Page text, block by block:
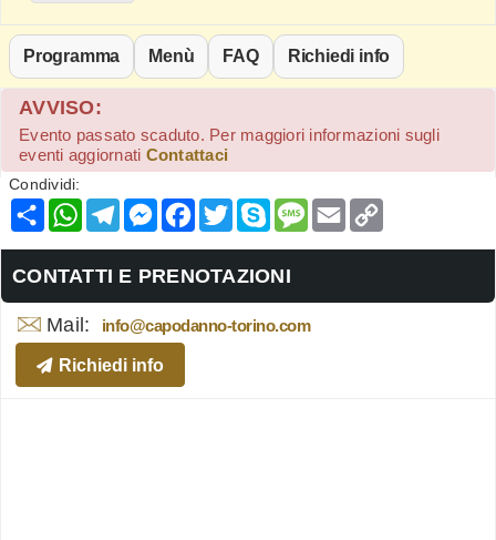
Programma Menù FAQ Richiedi info
AVVISO:
Evento passato scaduto. Per maggiori informazioni sugli
eventi aggiornati Contattaci
Condividi:
Condividi
WhatsApp
Telegram
Messenger
Facebook
TwitterSkypeMessage
Email
CONTATTI E PRENOTAZIONI
Mail: info@capodanno-torino.com
Richiedi info